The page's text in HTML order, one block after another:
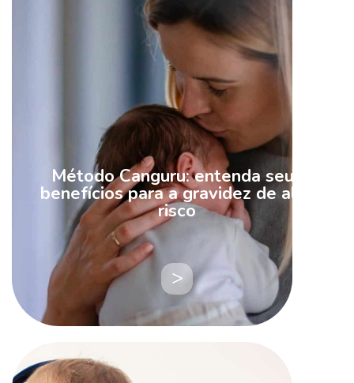
Método Canguru: entenda seus
benefícios para a gravidez de alto
risco
LEIA
MAIS